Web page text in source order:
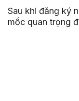
Sau khi đăng ký
mốc quan trọng